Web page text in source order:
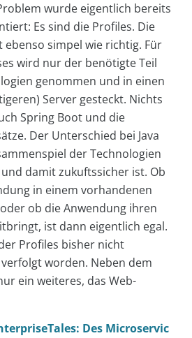
wurde eigentlich bereits
Es sind die Profiles. Die
ebenso simpel wie richtig. Für
wird nur der benötigte Teil
genommen und in einen
Server gesteckt. Nichts
Spring Boot und die
Der Unterschied bei Java
der Technologien
damit zukuftssicher ist. Ob
in einem vorhandenen
ob die Anwendung ihren
ist dann eigentlich egal.
Profiles bisher nicht
worden. Neben dem
ein weiteres, das Web-
Des Microservic